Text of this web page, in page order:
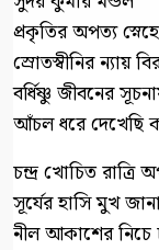
প্রকৃতির অপত্য
স্রোতস্বীনির ন্যায়
বর্ধিষ্ণু জীবনের
আঁচল ধরে দেখেছি কত
চন্দ্র খোচিত
সূর্যের হাসি মুখ
নীল আকাশের